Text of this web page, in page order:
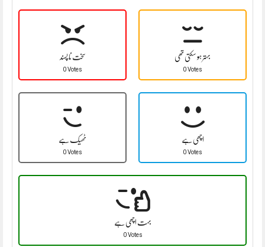
سخت نا پسند
0 Votes
بہتر ہو سکتی تھی
0 Votes
ٹھیک ہے
0 Votes
اچھی ہے
0 Votes
بہت اچھی ہے
0 Votes